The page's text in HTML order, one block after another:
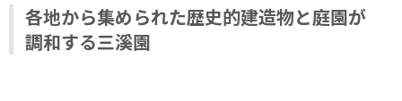
各地から集められた歴史的建造物と庭園が
調和する三溪園